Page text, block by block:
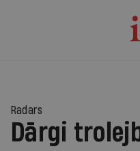
Radars
Dārgi